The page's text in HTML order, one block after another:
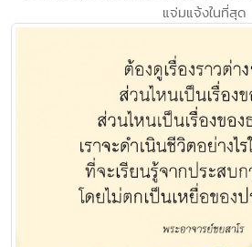
แจ่มแจ้งในที่สุด